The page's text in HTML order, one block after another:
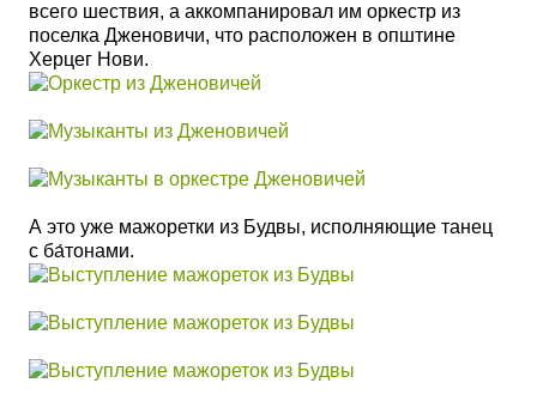
всего шествия, а аккомпанировал им оркестр из
поселка Дженовичи, что расположен в општине
Херцег Нови.
А это уже мажоретки из Будвы, исполняющие танец
с ба́тонами.